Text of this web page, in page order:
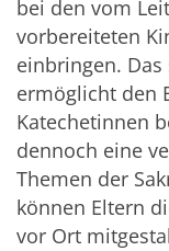
bei den vom
vorbereiteten
einbringen.
ermöglicht den
Katechetinnen
dennoch eine
Themen der
können Eltern
vor Ort